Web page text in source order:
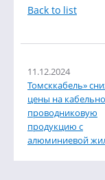
Back to list
11.12.2024
Томсккабель»
цены на
проводниковую
продукцию с
алюминиевой